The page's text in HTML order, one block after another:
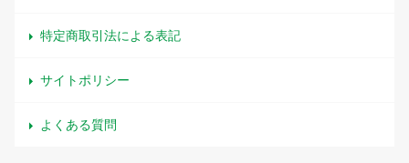
特定商取引法による表記
サイトポリシー
よくある質問